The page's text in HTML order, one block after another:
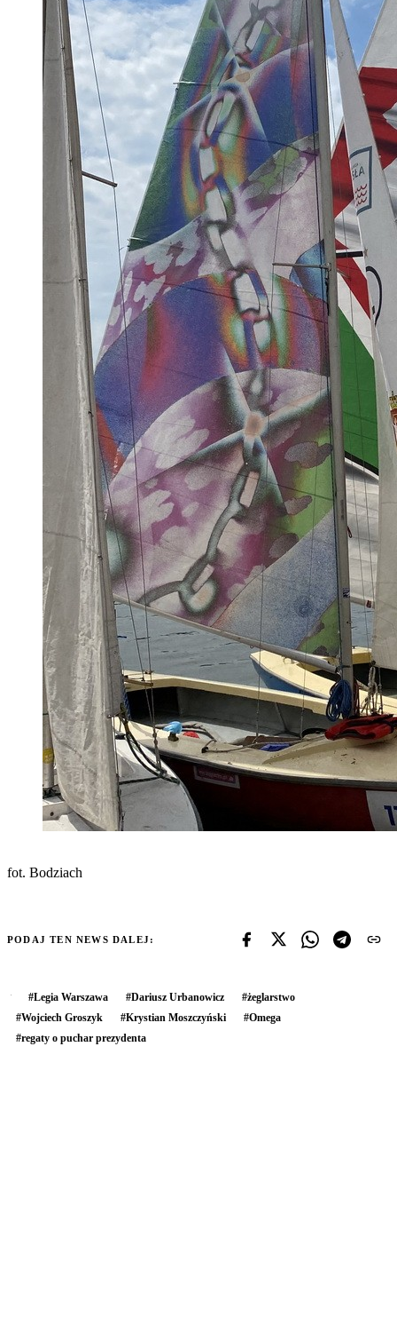
fot. Bodziach
PODAJ TEN NEWS DALEJ:
#Legia Warszawa #Dariusz Urbanowicz #żeglarstwo
#Wojciech Groszyk #Krystian Moszczyński #Omega
#regaty o puchar prezydenta